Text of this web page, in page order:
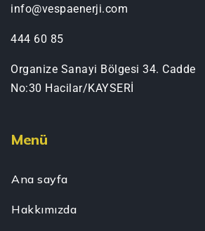
info@vespaenerji.com
444 60 85
Organize Sanayi Bölgesi 34. Cadde
No:30 Hacilar/KAYSERİ
Menü
Ana sayfa
Hakkımızda